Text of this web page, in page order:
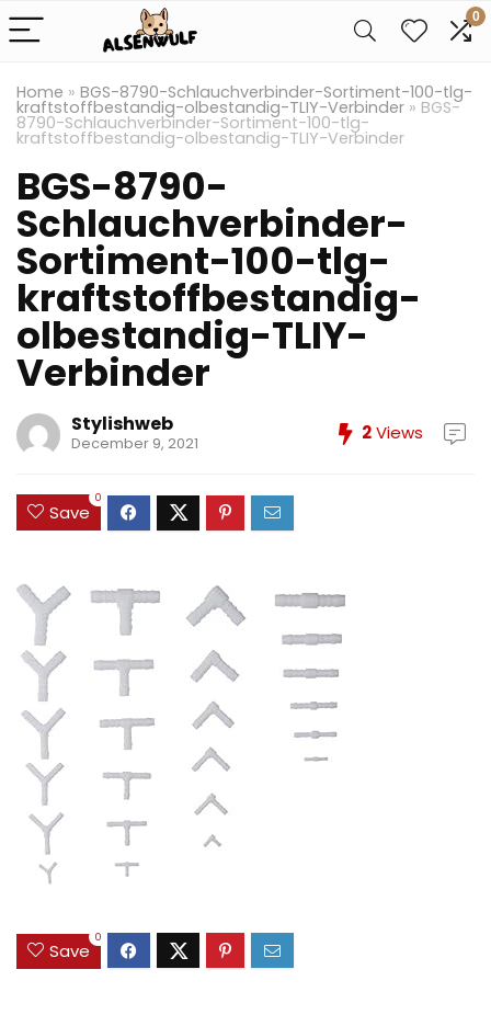
0
Home » BGS-8790-Schlauchverbinder-Sortiment-100-tlg-
kraftstoffbestandig-olbestandig-TLIY-Verbinder » BGS-
8790-Schlauchverbinder-Sortiment-100-tlg-
kraftstoffbestandig-olbestandig-TLIY-Verbinder
BGS-8790-
Schlauchverbinder-
Sortiment-100-tlg-
kraftstoffbestandig-
olbestandig-TLIY-
Verbinder
Stylishweb
December 9, 2021 2Views
Save
0
Save
0